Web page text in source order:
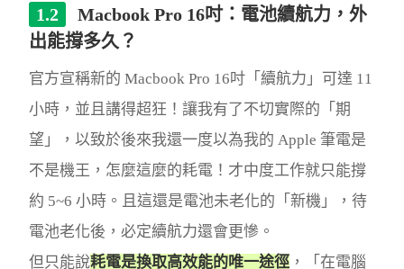
Macbook Pro 16吋：電池續航力，外
出能撐多久？
官方宣稱新的 Macbook Pro 16吋「續航力」可達 11
小時，並且講得超狂！讓我有了不切實際的「期
望」，以致於後來我還一度以為我的 Apple 筆電是
不是機王，怎麼這麼的耗電！才中度工作就只能撐
約 5~6 小時。且這還是電池未老化的「新機」，待
電池老化後，必定續航力還會更慘。
但只能說耗電是換取高效能的唯一途徑 ，「在電腦